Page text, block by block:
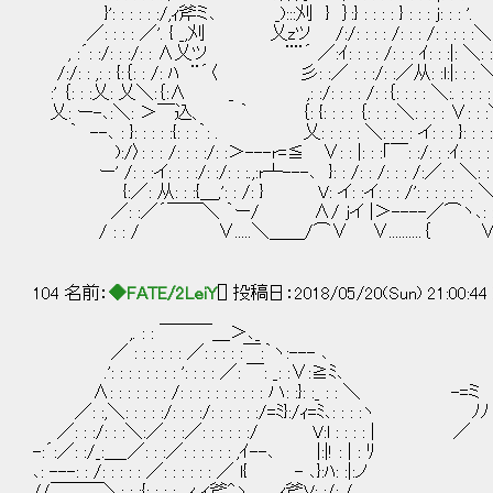
}': : : : : :/,ｨ斧ミ､ _):::刈 } ｝:} : : : : } : : : j: : : '.
／: : : : ／'. { _,刈 乂zツ /:/: : : : /: : : /: : : : :＼
, :´: :/: : :/: : ∧乂ツ ¨¨´ ／:ｲ: : : : /: : : ｲ: : :|: ＼: :
/:/: : ,: : {:｛: : /: ﾊ ¨´〈 彡: :／ : : :/: :／从: :l:|: : : ＼
:' ｛: : :乂: 乂＼:｛:∧ _ ,: :/: : : : /: :｛: : : : ＼:. : : : : :
乂: ー-､:＼: ＞￣込、 ｀ ｛: {: : : : ｛: : : :＼: : : : ∨: : :＼
｀ --､ : }: : : : :{: : :｀: . 乂: : : : : ＼: : : : イ: : : }: : : : :
):/〉: : : /: : : :/: :＞---r=≦ ∨: : |: : :｢￣: :/: : :ｲ: : : : : :
ー' /: : :イ: : : :/: :/: : :.,:r┴---､ }: : /: : /: : : /:／: : ＼: : : :
{:／: 从: : :{＿,': : /: } V: イ: :イ: : : /': : : : : : : ＼: :
／: :／´￣￣＼ ｀ー/ ∧/ jイ |＞----／⌒ヽ､: :｀ :
/ : : / ∨.....＼＿＿/⌒∨ ∨..........｛ ∨: : : : :
104 名前： ◆FATE/2LeiY[] 投稿日：2018/05/20(Sun) 21:00:44
,. : : ￣￣￣＿＞､_
／ : : : : : : ／: : : : :￣:｀ヽ:--- ､
.': : : : : : : : ': : : : ／: ￣: _: :∨:≧ﾐ､
∧: : : : : : : /: : : : : : : : : : ハ: :}: :_ : : ＼ -=ミ
／: :,＼: : : : :/: : : :/: : : : : :/=ﾐ}:/ｨ=ﾐ､: : : :ヽ ﾉﾉ
／: : :/: : :＼:／: : :／: : : : : :/ V:l : : : : | ／
-:´:／: :/_:＿_／: : :／: : : : : : ,ｲ--､ |:|! : | : ﾘ
､: ---: : /: : : : : ／: : : : : : ／ l{ - ､}:ﾊ: :|:ノ